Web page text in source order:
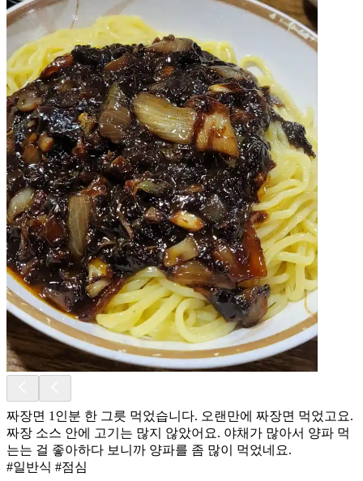
짜장면 1인분 한 그릇 먹었습니다. 오랜만에 짜장면 먹었고요.
짜장 소스 안에 고기는 많지 않았어요. 야채가 많아서 양파 먹
는는 걸 좋아하다 보니까 양파를 좀 많이 먹었네요.
#일반식 #점심